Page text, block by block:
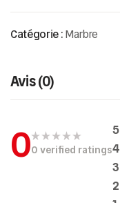
Catégorie :Marbre
Avis (0)
0N
0 verified ratings
2
3
4
5